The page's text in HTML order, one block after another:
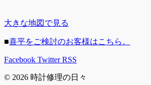
大きな地図で見る
■喜平をご検討のお客様はこちら。
Facebook Twitter RSS
© 2026 時計修理の日々